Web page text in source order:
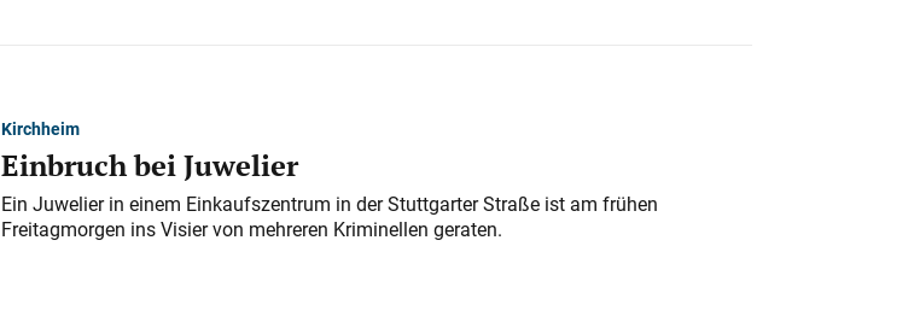
Kirchheim
Einbruch bei Juwelier
Ein Juwelier in einem Einkaufszentrum in der Stuttgarter Straße ist am frühen
Freitagmorgen ins Visier von mehreren Kriminellen geraten.